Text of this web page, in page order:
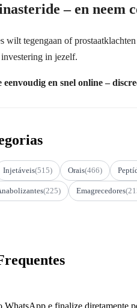
– en
wilt tegengaan of
in jezelf.
eenvoudig en snel online –
Injetáveis(515) Orais(466)
(225) Emagrecedores